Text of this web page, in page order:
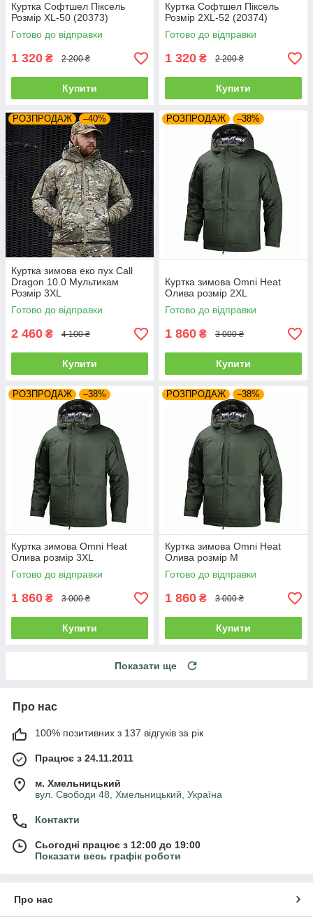
Куртка Софтшел Піксель
Розмір XL-50 (20373)
Готово до відправки
1 320 ₴ 2 200 ₴
Купити
Куртка Софтшел Піксель
Розмір 2XL-52 (20374)
Готово до відправки
1 320 ₴ 2 200 ₴
Купити
РОЗПРОДАЖ –40%
Куртка зимова еко пух Call
Dragon 10.0 Мультикам
Розмір 3XL
Готово до відправки
2 460 ₴ 4 100 ₴
Купити
РОЗПРОДАЖ –38%
Куртка зимова Omni Heat
Олива розмір 2XL
Готово до відправки
1 860 ₴ 3 000 ₴
Купити
РОЗПРОДАЖ –38%
Куртка зимова Omni Heat
Олива розмір 3XL
Готово до відправки
1 860 ₴ 3 000 ₴
Купити
РОЗПРОДАЖ –38%
Куртка зимова Omni Heat
Олива розмір M
Готово до відправки
1 860 ₴ 3 000 ₴
Купити
Показати ще
Про нас
100% позитивних з 137 відгуків за рік
Працює з 24.11.2011
м. Хмельницький
вул. Свободи 48, Хмельницький, Україна
Контакти
Сьогодні працює з 12:00 до 19:00
Показати весь графік роботи
Про нас